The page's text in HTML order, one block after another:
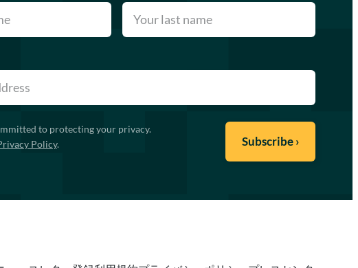
to protecting your privacy.
Policy.